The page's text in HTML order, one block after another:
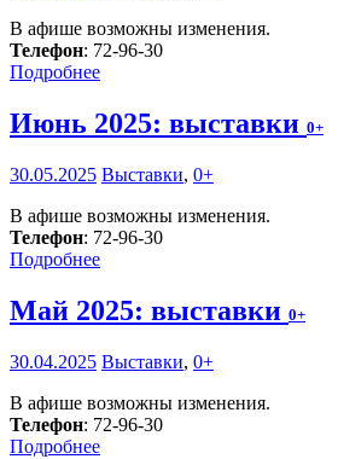
В афише возможны изменения.
Телефон: 72-96-30
Подробнее
Июнь 2025: выставки 0+
30.05.2025 Выставки, 0+
В афише возможны изменения.
Телефон: 72-96-30
Подробнее
Май 2025: выставки 0+
30.04.2025 Выставки, 0+
В афише возможны изменения.
Телефон: 72-96-30
Подробнее